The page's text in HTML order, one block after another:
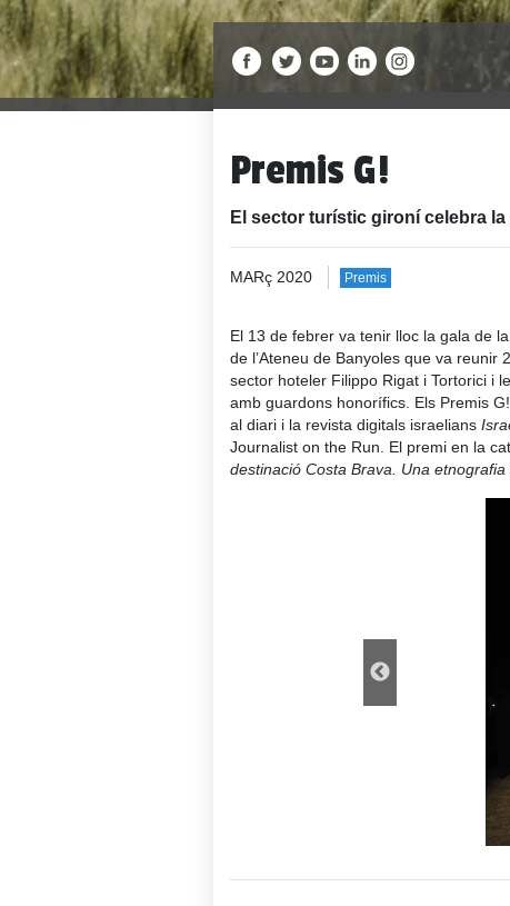
Premis G!
El sector turístic gironí celebra
MARç 2020 Premis
El 13 de febrer va tenir lloc la gala de
de l’Ateneu de Banyoles que va
sector hoteler Filippo Rigat i Tortorici i
amb guardons honorífics. Els Premis
al diari i la revista digitals israelians
Journalist on the Run. El premi en la
destinació Costa Brava. Una